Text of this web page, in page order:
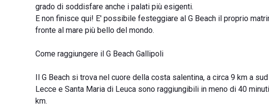
grado di soddisfare anche i palati più esigenti.
E non finisce qui! E' possibile festeggiare al G Beach il proprio
fronte al mare più bello del mondo.
Come raggiungere il G Beach Gallipoli
Il G Beach si trova nel cuore della costa salentina, a circa 9 km a
Lecce e Santa Maria di Leuca sono raggiungibili in meno di 40
km.